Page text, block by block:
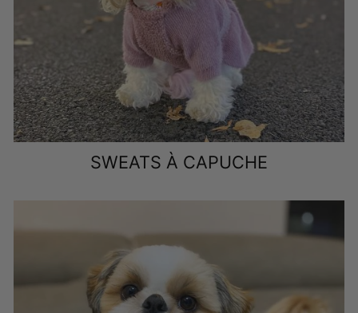
QUELS ACCESSOIRES PEUVENT ÊTRE
ASSORTIS À DES VÊTEMENTS POUR
CHIENS?
Avec les vêtements de chiot Shih tzu, vous pouvez aller
chercher des accessoires assortis tels que des pinces à
cheveux, des arcs, des cravates, des chaussures, des
Lorsque vous prenez la mesure de votre chien, assurez-
vous de laisser des espaces à deux doigts, car parfois, les
chiens peuvent avoir besoin de taille.
Vérifiez toujours le matériel de vêtements avant de
SWEATS À CAPUCHE